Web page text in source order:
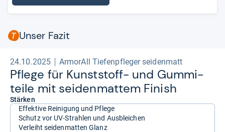
Unser Fazit
24.10.2025 ArmorAll Tiefenpfleger seidenmatt
Pflege für Kunst­stoff-​ und Gum­mi­
teile mit sei­den­mat­tem Finish
Stärken
Effektive Reinigung und Pflege
Schutz vor UV-Strahlen und Ausbleichen
Verleiht seidenmatten Glanz